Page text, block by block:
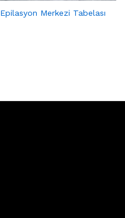
Epilasyon Merkezi Tabelası